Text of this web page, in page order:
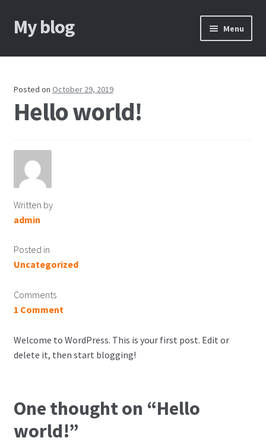
Skip to navigation
Skip to content
My blog Menu
Home
About
Properties
Posted on October 29, 2019
Hello world!
Written by
admin
Posted in
Uncategorized
Comments
1 Comment
Welcome to WordPress. This is your first post. Edit or
delete it, then start blogging!
One thought on “Hello
world!”